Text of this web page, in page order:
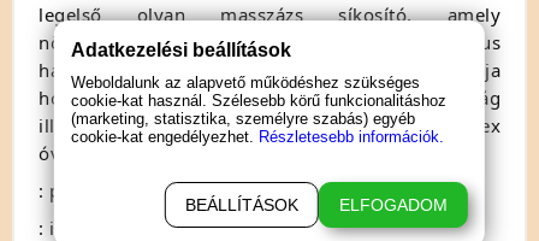
legelső olyan masszázs síkosító, amely
növényekből származó, tanúsítottan organikus
hatóanyagokat tartalmaz. Finom és érzéki textúrája
hosszan tartó síkosságot biztosít a narancsvirág
illatával. Szexjátékokkal kompatibilis, de latex
óvszerekkel NEM!
: pároknak
: illatos
Adatkezelési beállítások
Weboldalunk az alapvető működéshez szükséges
cookie-kat használ. Szélesebb körű funkcionalitáshoz
(marketing, statisztika, személyre szabás) egyéb
cookie-kat engedélyezhet. Részletesebb információk.
BEÁLLÍTÁSOK ELFOGADOM